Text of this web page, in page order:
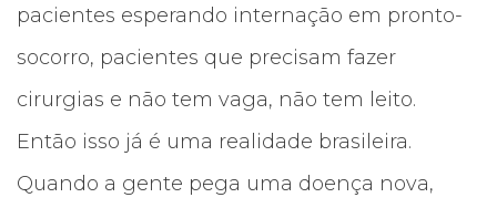
pacientes esperando internação em pronto-
socorro, pacientes que precisam fazer
cirurgias e não tem vaga, não tem leito.
Então isso já é uma realidade brasileira.
Quando a gente pega uma doença nova,